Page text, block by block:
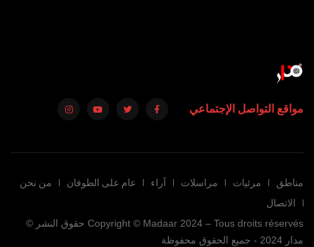
مواقع التواصل الإجتماعي
مناطق مرئيات مراسلات آراء عام على الطوفان
من نحن
الاتصال
Copyright © Madaar 2024 – Tous droits réservés حقوق النشر ©
مدار 2024 - جميع الحقوق محفوظة